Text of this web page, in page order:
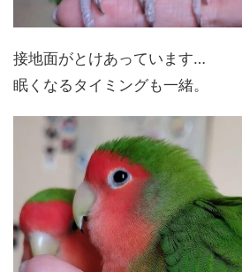
接地面がとけあっています…
眠くなるタイミングも一緒。